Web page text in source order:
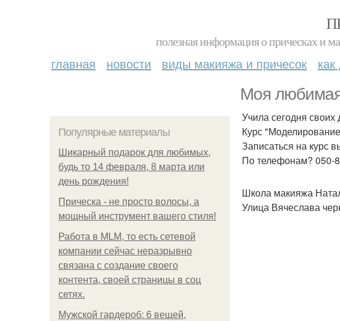
полезная информация о прическах и
главная новости виды макияжа и причесок
Моя
Популярные материалы
Шикарный подарок для любимых,
будь то 14 февраля, 8 марта или
день рождения!
Прическа - не просто волосы, а
мощный инструмент вашего стиля!
Работа в MLM, то есть сетевой
компании сейчас неразрывно
связана с создание своего
контента, своей страницы в соц
сетях.
Мужской гардероб: 6 вещей,
Учила сегодня своих
Курс
Записаться на курс
По телефонам? 050-
Школа макияжа
Улица Вячеслава